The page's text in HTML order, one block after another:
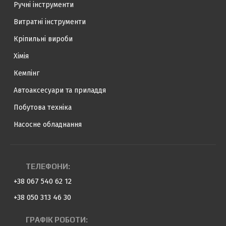
Ручні інструменти
Витратні інструменти
Кріпильні вироби
Хімія
Кемпінг
Автоаксесуари та приладдя
Побутова техніка
Насосне обладнання
ТЕЛЕФОНИ:
+38 067 540 62 12
+38 050 313 46 30
ГРАФІК РОБОТИ: